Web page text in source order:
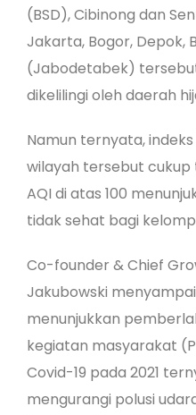
(BSD), Cibinong dan
Jakarta, Bogor, Depok,
(Jabodetabek)
dikelilingi oleh daerah
Namun ternyata,
wilayah tersebut cukup
AQI di atas 100
tidak sehat bagi
Co-founder & Chief
Jakubowski
menunjukkan
kegiatan masyarakat
Covid-19 pada 2021
mengurangi polusi